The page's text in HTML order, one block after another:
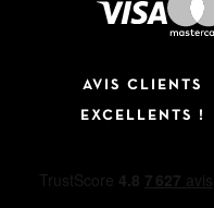
AVIS CLIENTS
EXCELLENTS !